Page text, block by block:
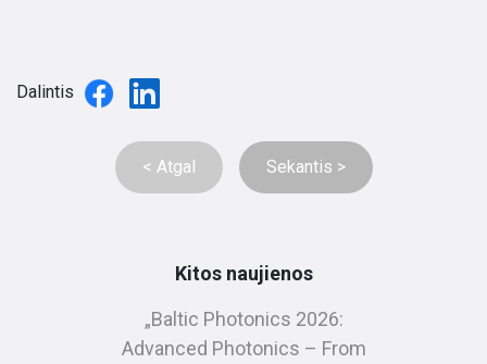
Dalintis
< Atgal Sekantis >
Kitos naujienos
„Baltic Photonics 2026:
Advanced Photonics – From